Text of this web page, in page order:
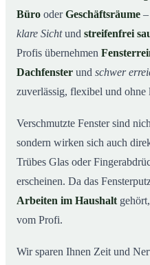
04So funktioniert’s
05Fensterreinigung in Baar
07
So arbeiten unsere
Fensterreinigung in Baar
Büro oderGeschäftsräume
klare Sichtund streifenfrei
Profis übernehmen
Dachfenster und schwer
zuverlässig, flexibel und ohne
Verschmutzte Fenster sind
sondern wirken sich auch
Trübes Glas oder
erscheinen. Da das
Arbeiten im Haushalt
vom Profi.
Wir sparen Ihnen Zeit und